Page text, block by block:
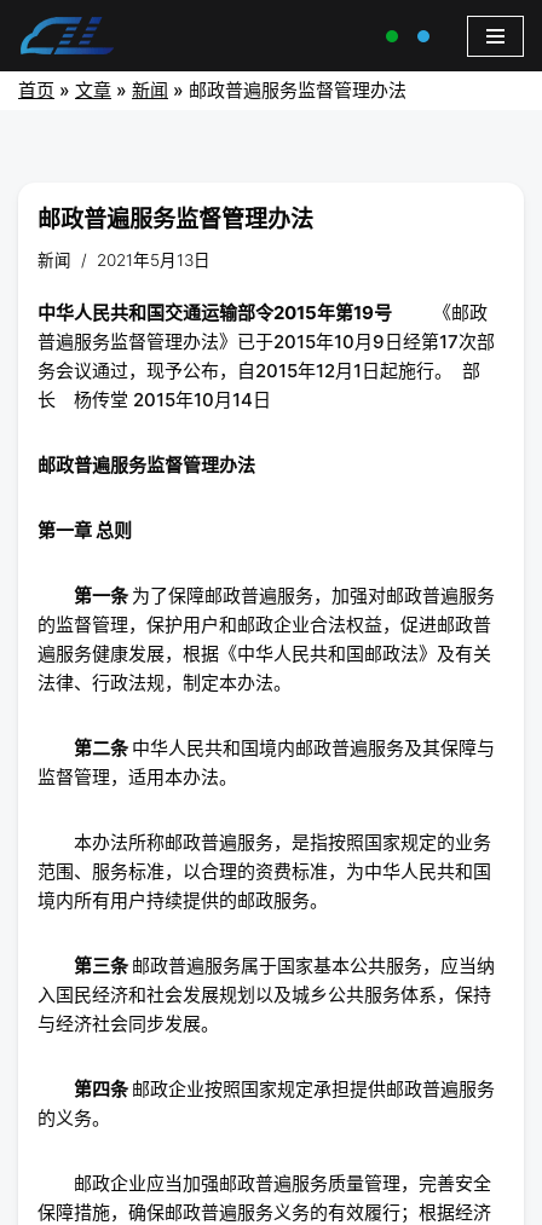
首页 » 文章 » 新闻 » 邮政普遍服务监督管理办法
邮政普遍服务监督管理办法
新闻 2021年5月13日
中华人民共和国交通运输部令2015年第19号 《邮政
普遍服务监督管理办法》已于2015年10月9日经第17次部
务会议通过，现予公布，自2015年12月1日起施行。 部
长 杨传堂 2015年10月14日
邮政普遍服务监督管理办法
第一章 总则
第一条为了保障邮政普遍服务，加强对邮政普遍服务
的监督管理，保护用户和邮政企业合法权益，促进邮政普
遍服务健康发展，根据《中华人民共和国邮政法》及有关
法律、行政法规，制定本办法。
第二条中华人民共和国境内邮政普遍服务及其保障与
监督管理，适用本办法。
本办法所称邮政普遍服务，是指按照国家规定的业务
范围、服务标准，以合理的资费标准，为中华人民共和国
境内所有用户持续提供的邮政服务。
第三条邮政普遍服务属于国家基本公共服务，应当纳
入国民经济和社会发展规划以及城乡公共服务体系，保持
与经济社会同步发展。
第四条邮政企业按照国家规定承担提供邮政普遍服务
的义务。
邮政企业应当加强邮政普遍服务质量管理，完善安全
保障措施，确保邮政普遍服务义务的有效履行；根据经济